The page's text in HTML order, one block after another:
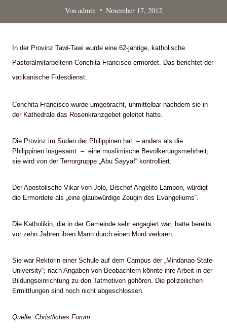
Von admin November 17, 2012
In der Provinz Tawi-Tawi wurde eine 62-jährige, katholische
Pastoralmitarbeiterin Conchita Francisco ermordet. Das berichtet der
vatikanische Fidesdienst.
Conchita Francisco wurde umgebracht, unmittelbar nachdem sie in
der Kathedrale das Rosenkranzgebet geleitet hatte.
Die Provinz im Süden der Philippinen hat – anders als die
Philippinen insgesamt – eine muslimische Bevölkerungsmehrheit;
sie wird von der Terrorgruppe „Abu Sayyaf“ kontrolliert.
Der Apostolische Vikar von Jolo, Bischof Angelito Lampon, würdigt
die Ermordete als „eine glaubwürdige Zeugin des Evangeliums“.
Die Katholikin, die in der Gemeinde sehr engagiert war, hatte bereits
vor zehn Jahren ihren Mann durch einen Mord verloren.
Sie war Rektorin einer Schule auf dem Campus der „Mindanao-State-
University“; nach Angaben von Beobachtern könnte ihre Arbeit in der
Bildungseinrichtung zu den Tatmotiven gehören. Die polizeilichen
Ermittlungen sind noch nicht abgeschlossen.
Quelle: Christliches Forum